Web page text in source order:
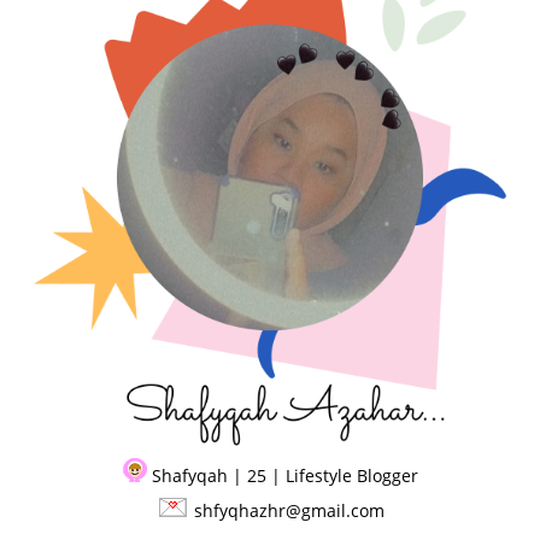
Shafyqah | 25 | Lifestyle Blogger
shfyqhazhr@gmail.com